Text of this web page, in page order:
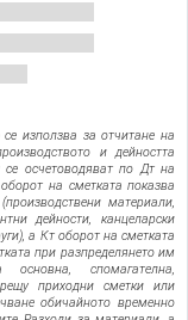
използва за отчитане на
и дейността
се осчетоводяват по Дт на
на сметката показва
материали,
дейности, канцеларски
а Кт оборот на сметката
при разпределянето им
спомагателна,
приходни сметки или
обичайното временно